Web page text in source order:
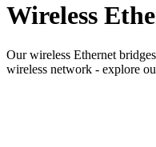
Wireless
Our wireless Ethernet
wireless network - explore